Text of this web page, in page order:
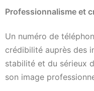
Professionnalisme et
Un numéro de
crédibilité auprès des
stabilité et du sérieux
son image